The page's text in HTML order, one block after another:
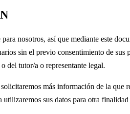
nosotros, así que mediante este
sin el previo consentimiento de sus
del tutor/a o representante legal.
más información de la que
sus datos para otra